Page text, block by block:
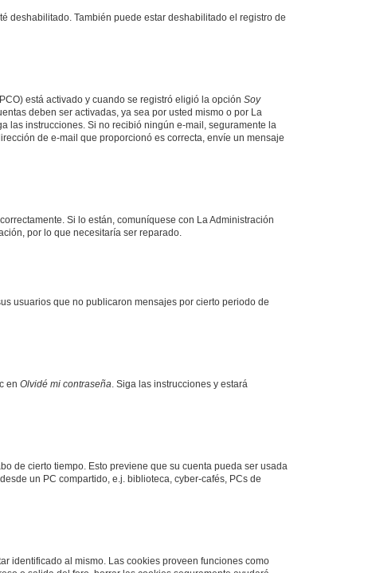
deshabilitado. También puede estar deshabilitado el registro de
está activado y cuando se registró eligió la opción Soy
deben ser activadas, ya sea por usted mismo o por La
las instrucciones. Si no recibió ningún e-mail, seguramente la
de e-mail que proporcionó es correcta, envíe un mensaje
Si lo están, comuníquese con La Administración
por lo que necesitaría ser reparado.
usuarios que no publicaron mensajes por cierto periodo de
en Olvidé mi contraseña . Siga las instrucciones y estará
de cierto tiempo. Esto previene que su cuenta pueda ser usada
un PC compartido, e.j. biblioteca, cyber-cafés, PCs de
identificado al mismo. Las cookies proveen funciones como